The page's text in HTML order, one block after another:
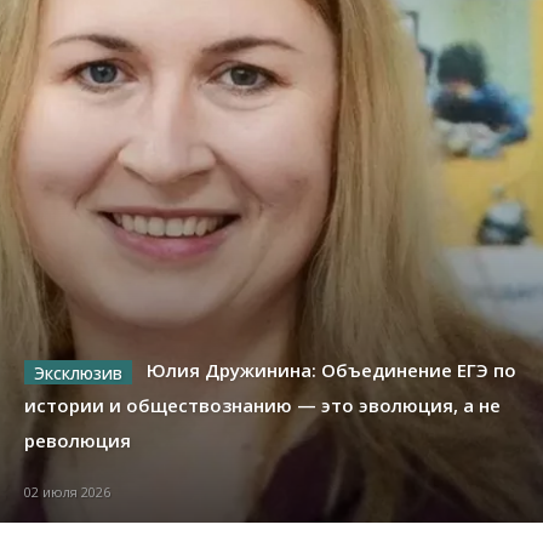
Юлия Дружинина: Объединение ЕГЭ по
истории и обществознанию — это эволюция, а не
революция
02 июля 2026